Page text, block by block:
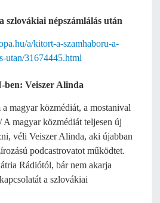
szlovákiai népszámlálás után
a/kitort-a-szamhaboru-a-
utan/31674445.html
Veiszer Alinda
a magyar közmédiát, a mostanival
A magyar közmédiát teljesen új
véli Veiszer Alinda, aki újabban
podcastrovatot működtet.
Rádiótól, bár nem akarja
a szlovákiai